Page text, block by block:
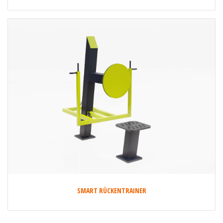
SMART RÜCKENTRAINER